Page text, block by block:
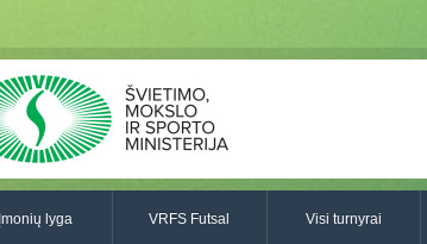
Įmonių lyga VRFS Futsal Visi turnyrai